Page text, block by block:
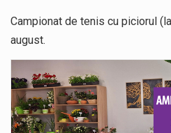
Campionat de tenis cu piciorul
august.